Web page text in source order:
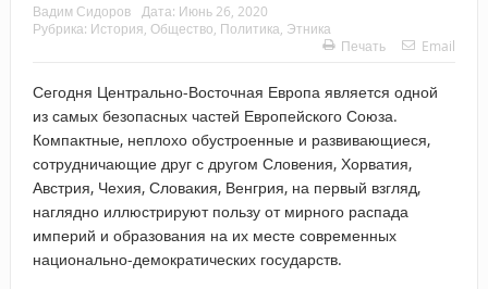
Вадим Сидоров Дата: Июнь 26, 2020
Рубрика: История Общество Политика Этника
Печать
Email
Сегодня Центрально-Восточная Европа является одной
из самых безопасных частей Европейского Союза.
Компактные, неплохо обустроенные и развивающиеся,
сотрудничающие друг с другом Словения, Хорватия,
Австрия, Чехия, Словакия, Венгрия, на первый взгляд,
наглядно иллюстрируют пользу от мирного распада
империй и образования на их месте современных
национально-демократических государств.